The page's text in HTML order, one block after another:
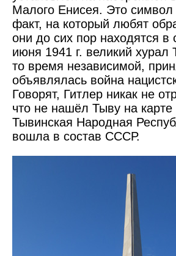
Малого Енисея. Это символ
факт, на который любят
они до сих пор находятся
июня 1941 г. великий
то время независимой,
объявлялась война
Говорят, Гитлер никак не
что не нашёл Тыву на
Тывинская Народная
вошла в состав СССР.